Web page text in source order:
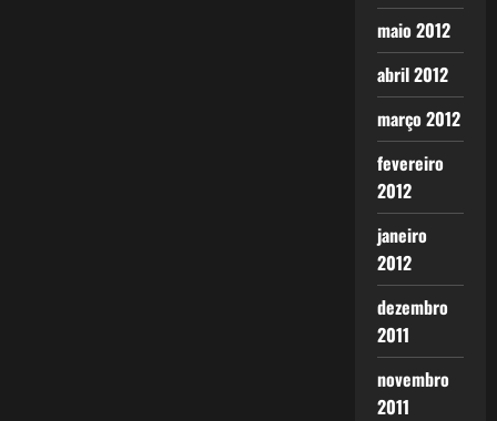
maio 2012
abril 2012
março 2012
fevereiro
2012
janeiro
2012
dezembro
2011
novembro
2011